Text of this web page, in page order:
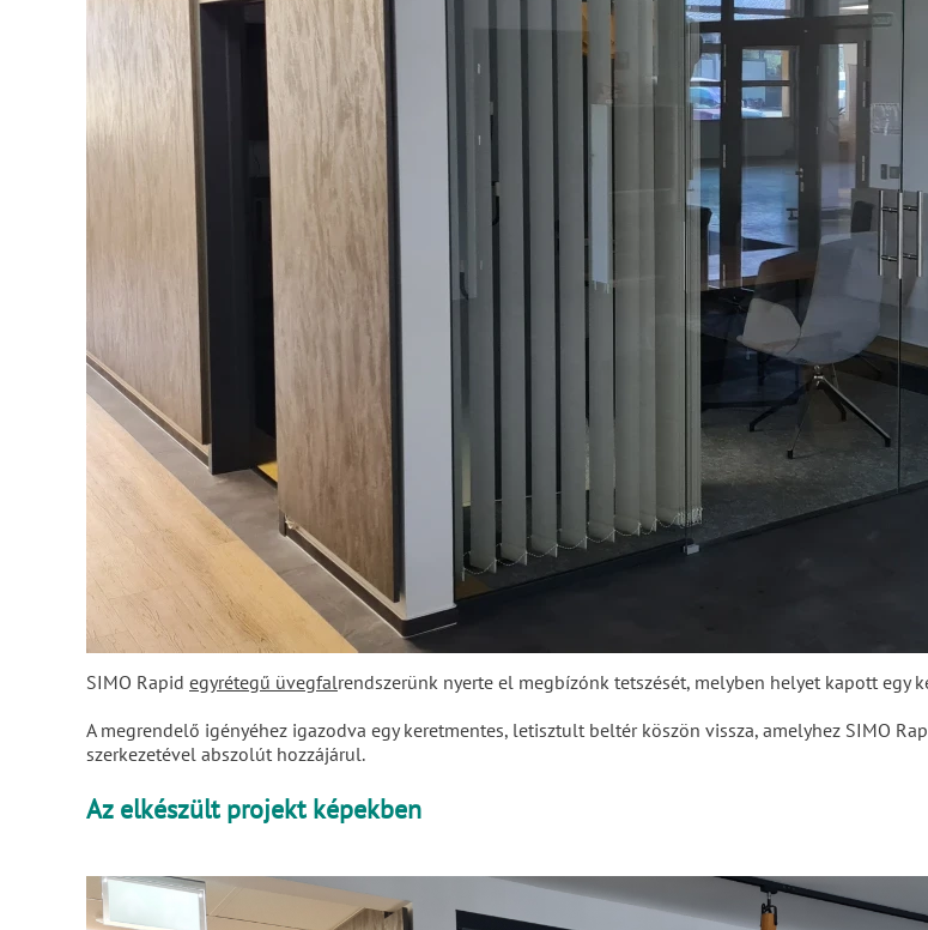
SIMO Rapid egyrétegű üvegfalrendszerünk nyerte el megbízónk tetszését, melyben helyet kapott
A megrendelő igényéhez igazodva egy keretmentes, letisztult beltér köszön vissza, amelyhez SIMO
szerkezetével abszolút hozzájárul.
Az elkészült projekt képekben